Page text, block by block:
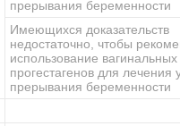
прерывания беременности
Имеющихся доказательств
недостаточно, чтобы
использование вагинальных
прогестагенов для лечения
прерывания беременности